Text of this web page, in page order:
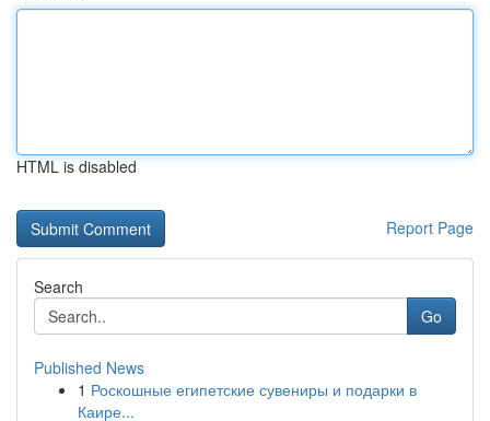
HTML is disabled
Report Page
Search
Go
Published News
1 Роскошные египетские сувениры и подарки в
Каире...